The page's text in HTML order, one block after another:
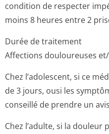
condition de respecter
moins 8 heures entre 2
Durée de traitement
Affections douloureuses
Chez l’adolescent, si ce
de 3 jours, ousi les
conseillé de prendre un
Chez l’adulte, si la